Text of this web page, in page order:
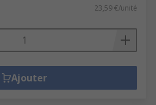
23,59 €/unité
Ajouter